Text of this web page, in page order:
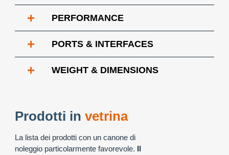
+ PERFORMANCE
+ PORTS & INTERFACES
+ WEIGHT & DIMENSIONS
Prodotti in vetrina
La lista dei prodotti con un canone di
noleggio particolarmente favorevole. Il